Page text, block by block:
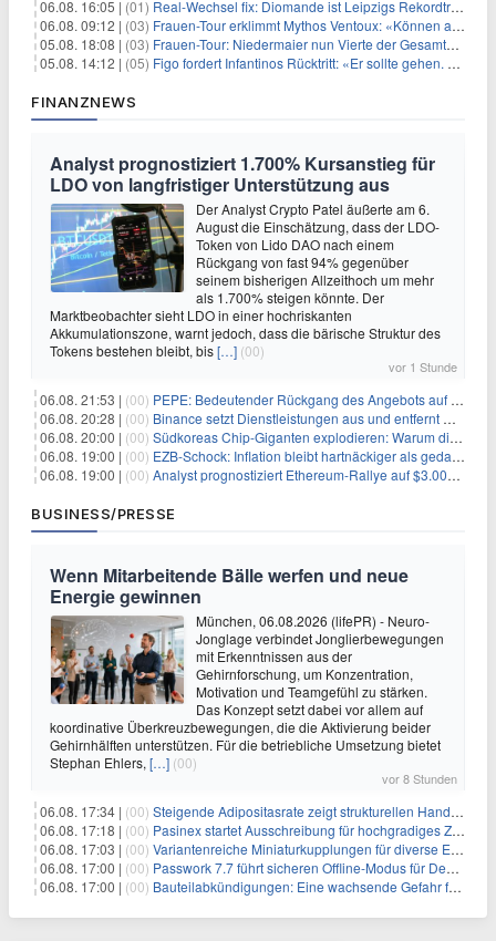
06.08. 16:05 | (01) Real-Wechsel fix: Diomande ist Leipzigs Rekordtransfer
06.08. 09:12 | (03) Frauen-Tour erklimmt Mythos Ventoux: «Können alles schaffen»
05.08. 18:08 | (03) Frauen-Tour: Niedermaier nun Vierte der Gesamtwertung
05.08. 14:12 | (05) Figo fordert Infantinos Rücktritt: «Er sollte gehen. Jetzt»
FINANZNEWS
Analyst prognostiziert 1.700% Kursanstieg für
LDO von langfristiger Unterstützung aus
Der Analyst Crypto Patel äußerte am 6.
August die Einschätzung, dass der LDO-
Token von Lido DAO nach einem
Rückgang von fast 94% gegenüber
seinem bisherigen Allzeithoch um mehr
als 1.700% steigen könnte. Der
Marktbeobachter sieht LDO in einer hochriskanten
Akkumulationszone, warnt jedoch, dass die bärische Struktur des
Tokens bestehen bleibt, bis[…] (00)
vor 1 Stunde
06.08. 21:53 | (00) PEPE: Bedeutender Rückgang des Angebots auf Börsen – Was kommt als Nächstes?
06.08. 20:28 | (00) Binance setzt Dienstleistungen aus und entfernt mehrere Krypto-Paare: Wer ist betroffen?
06.08. 20:00 | (00) Südkoreas Chip-Giganten explodieren: Warum dieser Rekord-Tag die KI-Branche erschüttert
06.08. 19:00 | (00) EZB-Schock: Inflation bleibt hartnäckiger als gedacht – 2027 wird zum kritischen Test
06.08. 19:00 | (00) Analyst prognostiziert Ethereum-Rallye auf $3.000 nach entscheidendem On-Chain-Ausbruch
BUSINESS/PRESSE
Wenn Mitarbeitende Bälle werfen und neue
Energie gewinnen
München, 06.08.2026 (lifePR) - Neuro-
Jonglage verbindet Jonglierbewegungen
mit Erkenntnissen aus der
Gehirnforschung, um Konzentration,
Motivation und Teamgefühl zu stärken.
Das Konzept setzt dabei vor allem auf
koordinative Überkreuzbewegungen, die die Aktivierung beider
Gehirnhälften unterstützen. Für die betriebliche Umsetzung bietet
Stephan Ehlers, […] (00)
vor 8 Stunden
06.08. 17:34 | (00) Steigende Adipositasrate zeigt strukturellen Handlungsbedarf bei der Ernährung schulpflichtiger Kinder
06.08. 17:18 | (00) Pasinex startet Ausschreibung für hochgradiges Zinksulfidkonzentrat mit Germanium- und Silbergehalten und stellt ein Betriebsupdate bereit
06.08. 17:03 | (00) Variantenreiche Miniaturkupplungen für diverse Einsatzbereiche
06.08. 17:00 | (00) Passwork 7.7 führt sicheren Offline-Modus für Desktop- und Mobile-Apps ein
06.08. 17:00 | (00) Bauteilabkündigungen: Eine wachsende Gefahr für industrielle Elektroniksysteme